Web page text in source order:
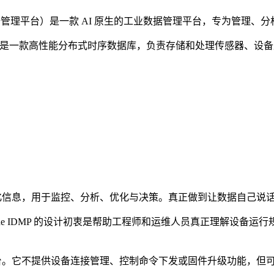
管理平台）是一款 AI 原生的工业数据管理平台，专为管理、
一款高性能分布式时序数据库，负责存储和处理传感器、设
息，用于监控、分析、优化与决策。真正做到让数据自己说
IDMP 的设计初衷是帮助工程师和运维人员真正理解设备运
它不提供设备连接管理、控制命令下发或固件升级功能，